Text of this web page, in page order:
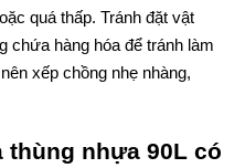
quá thấp. Tránh đặt vật
chứa hàng hóa để tránh làm
xếp chồng nhẹ nhàng,
nhựa 90L có